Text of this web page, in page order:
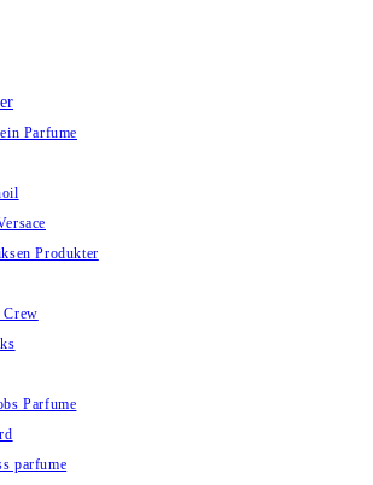
Parfume
Produkter
Crew
Parfume
parfume